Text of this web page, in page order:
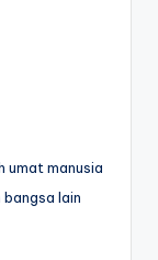
umat manusia
lain